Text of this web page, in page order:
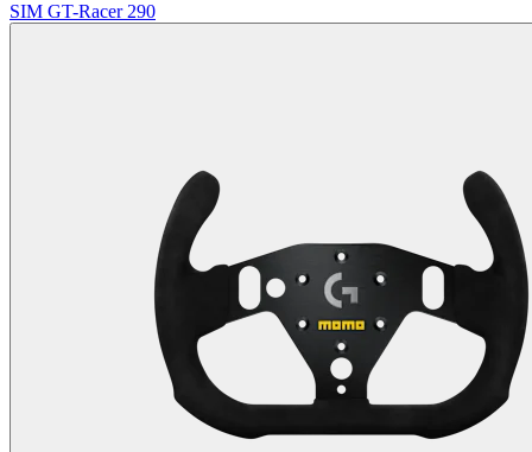
SIM GT-Racer 290